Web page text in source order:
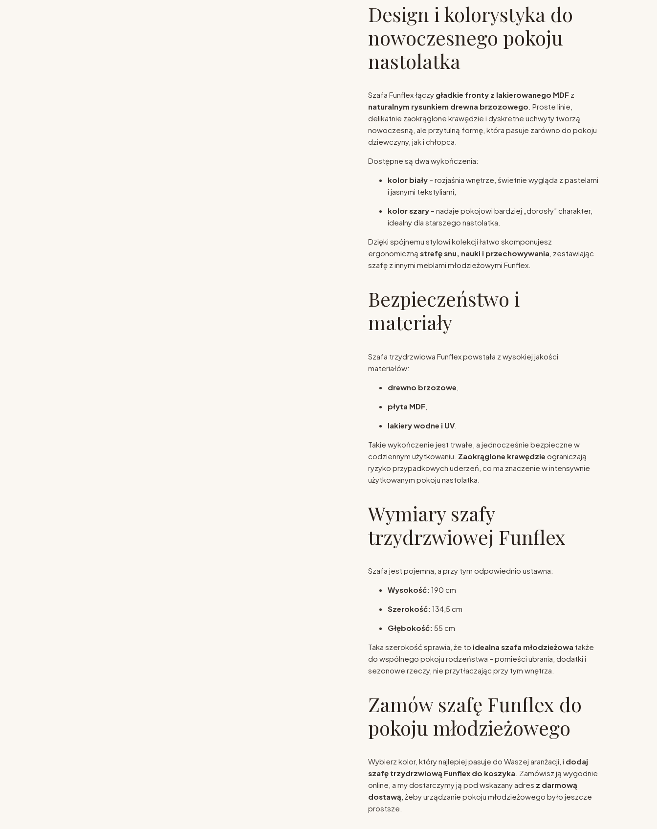
Design i kolorystyka do
nowoczesnego pokoju
nastolatka
Szafa Funflex łączy gładkie fronty z lakierowanego MDFz
naturalnym rysunkiem drewna brzozowego . Proste linie,
delikatnie zaokrąglone krawędzie i dyskretne uchwyty tworzą
nowoczesną, ale przytulną formę, która pasuje zarówno do pokoju
dziewczyny, jak i chłopca.
Dostępne są dwa wykończenia:
kolor biały– rozjaśnia wnętrze, świetnie wygląda z pastelami
i jasnymi tekstyliami,
kolor szary– nadaje pokojowi bardziej „dorosły” charakter,
idealny dla starszego nastolatka.
Dzięki spójnemu stylowi kolekcji łatwo skomponujesz
ergonomiczną strefę snu, nauki i przechowywania , zestawiając
szafę z innymi meblami młodzieżowymi Funflex.
Bezpieczeństwo i
materiały
Szafa trzydrzwiowa Funflex powstała z wysokiej jakości
materiałów:
drewno brzozowe
płyta MDF,
lakiery wodne i UV.
Takie wykończenie jest trwałe, a jednocześnie bezpieczne w
codziennym użytkowaniu. Zaokrąglone krawędzie ograniczają
ryzyko przypadkowych uderzeń, co ma znaczenie w intensywnie
użytkowanym pokoju nastolatka.
Wymiary szafy
trzydrzwiowej Funflex
Szafa jest pojemna, a przy tym odpowiednio ustawna:
Wysokość: 190 cm
Szerokość: 134,5 cm
Głębokość: 55 cm
Taka szerokość sprawia, że to idealna szafa młodzieżowa także
do wspólnego pokoju rodzeństwa – pomieści ubrania, dodatki i
sezonowe rzeczy, nie przytłaczając przy tym wnętrza.
Zamów szafę Funflex do
pokoju młodzieżowego
Wybierz kolor, który najlepiej pasuje do Waszej aranżacji, i dodaj
szafę trzydrzwiową Funflex do koszyka . Zamówisz ją wygodnie
online, a my dostarczymy ją pod wskazany adres z darmową
dostawą , żeby urządzanie pokoju młodzieżowego było jeszcze
prostsze.